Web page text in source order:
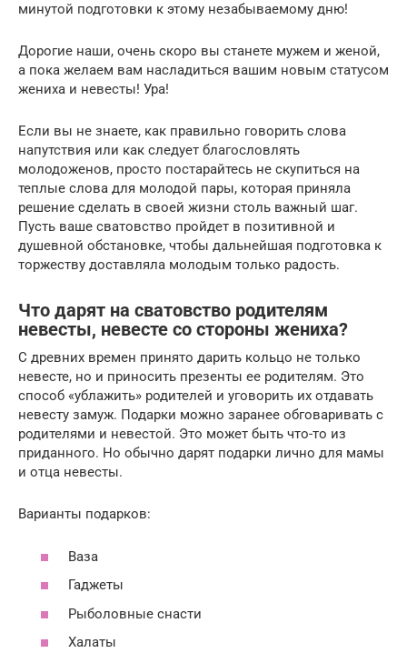
минутой подготовки к этому незабываемому дню!
Дорогие наши, очень скоро вы станете мужем и женой,
а пока желаем вам насладиться вашим новым статусом
жениха и невесты! Ура!
Если вы не знаете, как правильно говорить слова
напутствия или как следует благословлять
молодоженов, просто постарайтесь не скупиться на
теплые слова для молодой пары, которая приняла
решение сделать в своей жизни столь важный шаг.
Пусть ваше сватовство пройдет в позитивной и
душевной обстановке, чтобы дальнейшая подготовка к
торжеству доставляла молодым только радость.
Что дарят на сватовство родителям
невесты, невесте со стороны жениха?
С древних времен принято дарить кольцо не только
невесте, но и приносить презенты ее родителям. Это
способ «ублажить» родителей и уговорить их отдавать
невесту замуж. Подарки можно заранее обговаривать с
родителями и невестой. Это может быть что-то из
приданного. Но обычно дарят подарки лично для мамы
и отца невесты.
Варианты подарков:
Ваза
Гаджеты
Рыболовные снасти
Халаты